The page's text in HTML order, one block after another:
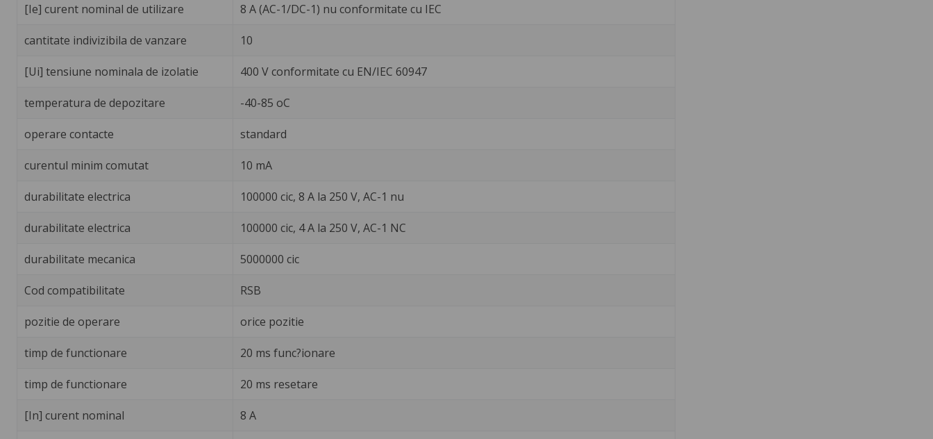
[Ie] curent nominal de utilizare 8 A (AC-1/DC-1) nu conformitate cu IEC
cantitate indivizibila de vanzare 10
[Ui] tensiune nominala de izolatie 400 V conformitate cu EN/IEC 60947
temperatura de depozitare -40-85 oC
operare contacte standard
curentul minim comutat 10 mA
durabilitate electrica 100000 cic, 8 A la 250 V, AC-1 nu
durabilitate electrica 100000 cic, 4 A la 250 V, AC-1 NC
durabilitate mecanica 5000000 cic
Cod compatibilitate RSB
pozitie de operare orice pozitie
timp de functionare 20 ms func?ionare
timp de functionare 20 ms resetare
[In] curent nominal 8 A